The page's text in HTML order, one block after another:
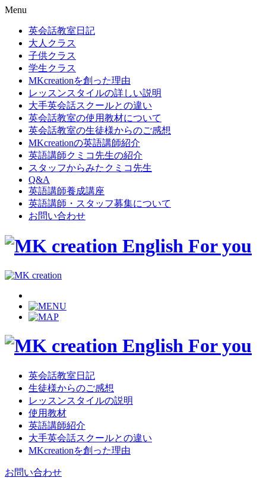
Menu
英会話教室日記
大人クラス
子供クラス
学生クラス
MKcreationを創った理由
レッスンスタイルの詳しい説明
大手英会話スクールとの違い
英会話教室の使用教材について
英会話教室の生徒様からのご感想
MKcreationの英語講師紹介
英語講師クミコ先生の紹介
スタッフからみたクミコ先生
Q&A
英語講師養成講座
英語講師・スタッフ募集について
お問い合わせ
英会話教室日記
生徒様からのご感想
レッスンスタイルの説明
使用教材
英語講師紹介
大手英会話スクールとの違い
MKcreationを創った理由
お問い合わせ